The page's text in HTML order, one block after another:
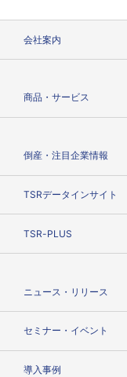
会社案内
商品・サービス
倒産・注目企業情報
TSRデータインサイト
TSR-PLUS
ニュース・リリース
セミナー・イベント
導入事例